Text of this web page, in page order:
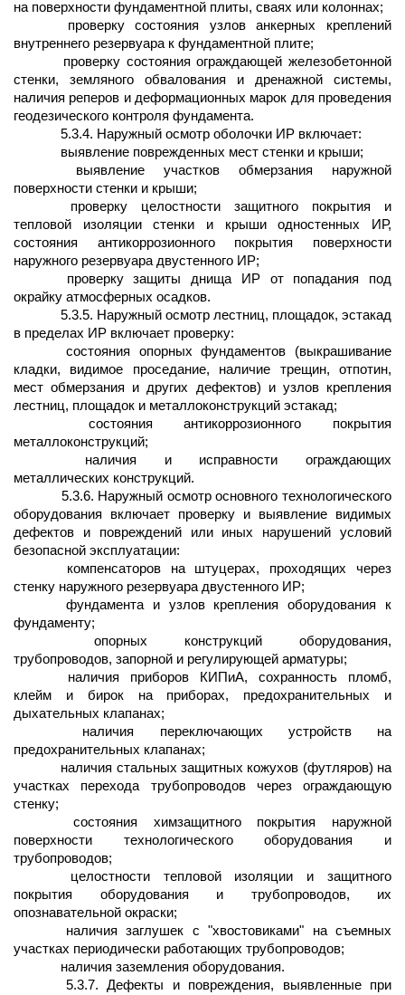
на поверхности фундаментной плиты, сваях или колоннах;
проверку состояния узлов анкерных креплений
внутреннего резервуара к фундаментной плите;
проверку состояния ограждающей железобетонной
стенки, земляного обвалования и дренажной системы,
наличия реперов и деформационных марок для проведения
геодезического контроля фундамента.
5.3.4. Наружный осмотр оболочки ИР включает:
выявление поврежденных мест стенки и крыши;
выявление участков обмерзания наружной
поверхности стенки и крыши;
проверку целостности защитного покрытия и
тепловой изоляции стенки и крыши одностенных ИР,
состояния антикоррозионного покрытия поверхности
наружного резервуара двустенного ИР;
проверку защиты днища ИР от попадания под
окрайку атмосферных осадков.
5.3.5. Наружный осмотр лестниц, площадок, эстакад
в пределах ИР включает проверку:
состояния опорных фундаментов (выкрашивание
кладки, видимое проседание, наличие трещин, отпотин,
мест обмерзания и других дефектов) и узлов крепления
лестниц, площадок и металлоконструкций эстакад;
состояния антикоррозионного покрытия
металлоконструкций;
наличия и исправности ограждающих
металлических конструкций.
5.3.6. Наружный осмотр основного технологического
оборудования включает проверку и выявление видимых
дефектов и повреждений или иных нарушений условий
безопасной эксплуатации:
компенсаторов на штуцерах, проходящих через
стенку наружного резервуара двустенного ИР;
фундамента и узлов крепления оборудования к
фундаменту;
опорных конструкций оборудования,
трубопроводов, запорной и регулирующей арматуры;
наличия приборов КИПиА, сохранность пломб,
клейм и бирок на приборах, предохранительных и
дыхательных клапанах;
наличия переключающих устройств на
предохранительных клапанах;
наличия стальных защитных кожухов (футляров) на
участках перехода трубопроводов через ограждающую
стенку;
состояния химзащитного покрытия наружной
поверхности технологического оборудования и
трубопроводов;
целостности тепловой изоляции и защитного
покрытия оборудования и трубопроводов, их
опознавательной окраски;
наличия заглушек с "хвостовиками" на съемных
участках периодически работающих трубопроводов;
наличия заземления оборудования.
5.3.7. Дефекты и повреждения, выявленные при